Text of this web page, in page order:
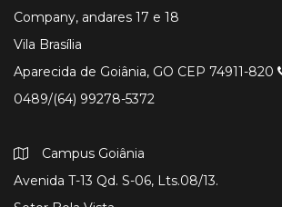
Company, andares 17 e 18
Vila Brasília
Aparecida de Goiânia, GO CEP 74911-820
0489/(64) 99278-5372
Campus Goiânia
Avenida T-13 Qd. S-06, Lts.08/13.